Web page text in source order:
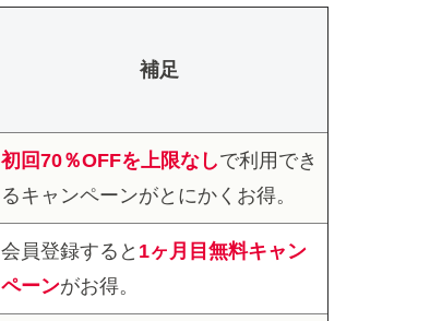
補足
初回70％OFFを上限なしで利用でき
るキャンペーンがとにかくお得。
会員登録すると 1ヶ月目無料キャン
ペーンがお得。